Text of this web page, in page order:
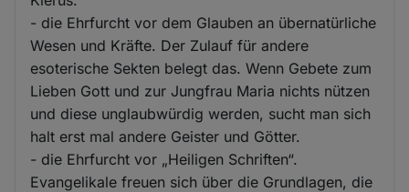
- die Ehrfurcht vor dem Glauben an übernatürliche
Wesen und Kräfte. Der Zulauf für andere
esoterische Sekten belegt das. Wenn Gebete zum
Lieben Gott und zur Jungfrau Maria nichts nützen
und diese unglaubwürdig werden, sucht man sich
halt erst mal andere Geister und Götter.
- die Ehrfurcht vor „Heiligen Schriften“.
Evangelikale freuen sich über die Grundlagen, die
und
Cookies